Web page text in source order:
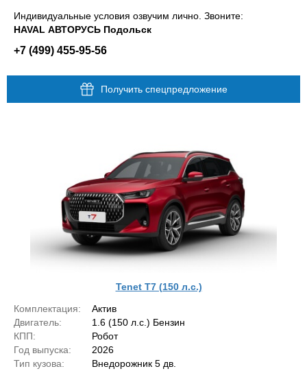
Индивидуальные условия озвучим лично. Звоните:
HAVAL АВТОРУСЬ Подольск
+7 (499) 455-95-56
Получить спецпредложение
Tenet T7 (150 л.с.)
Комплектация:
Актив
Двигатель:
1.6 (150 л.с.) Бензин
КПП:
Робот
Год выпуска:
2026
Тип кузова:
Внедорожник 5 дв.